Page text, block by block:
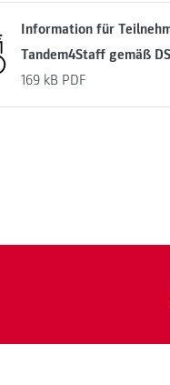
Information für
Tandem4Staff gemäß
169 kB PDF